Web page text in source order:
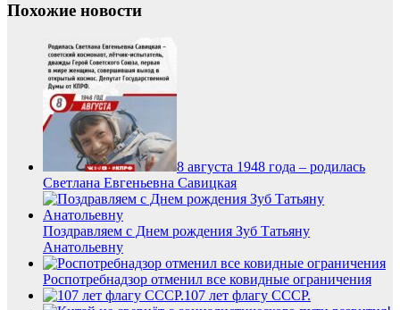
Похожие новости
8 августа 1948 года – родилась
Светлана Евгеньевна Савицкая
Поздравляем с Днем рождения Зуб Татьяну
Анатольевну
Роспотребнадзор отменил все ковидные ограничения
107 лет флагу СССР.